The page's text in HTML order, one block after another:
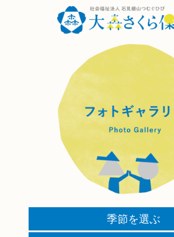
季節を選ぶ